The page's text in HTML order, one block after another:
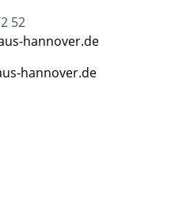
52
hannover.de
hannover.de